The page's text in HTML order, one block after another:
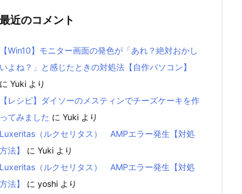
最近のコメント
【Win10】モニター画面の発色が「あれ？絶対おかし
いよね？」と感じたときの対処法【自作パソコン】
に Yuki より
【レシピ】ダイソーのメスティンでチーズケーキを作
ってみました に Yuki より
Luxeritas（ルクセリタス） AMPエラー発生【対処
方法】
に Yuki より
Luxeritas（ルクセリタス） AMPエラー発生【対処
方法】
に yoshi より